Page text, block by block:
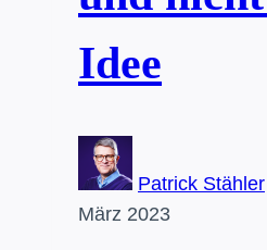
Idee
Patrick Stähler
März 2023